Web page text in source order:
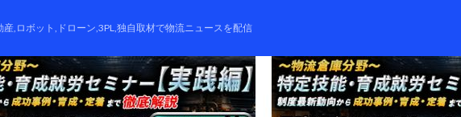
産,ロボット,ドローン,3PL,独自取材で物流ニュースを配信